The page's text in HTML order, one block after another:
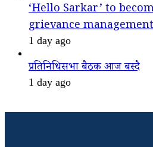
‘Hello Sarkar’ to
grievance
1 day ago
प्रतिनिधिसभा बैठक आज बस्दै
1 day ago